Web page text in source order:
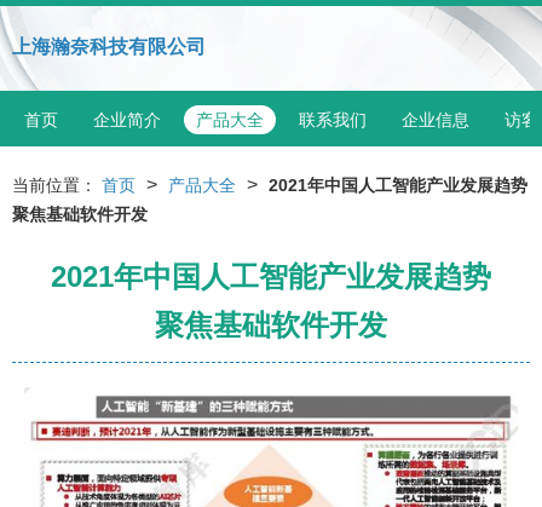
上海瀚奈科技有限公司
首页 企业简介 产品大全 联系我们 企业信息 访客
当前位置： 首页 > 产品大全 > 2021年中国人工智能产业发展趋势
聚焦基础软件开发
2021年中国人工智能产业发展趋势
聚焦基础软件开发